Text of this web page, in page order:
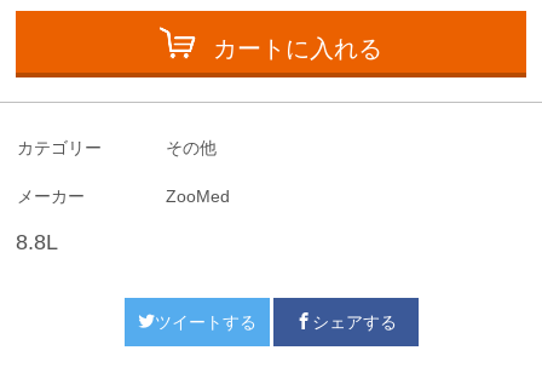
カートに入れる
カテゴリー その他
メーカー ZooMed
8.8L
ツイートする シェアする